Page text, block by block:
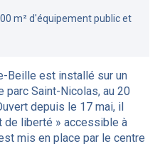
m² d'équipement public et
Beille est installé sur un
parc Saint-Nicolas, au 20
depuis le 17 mai, il
de liberté » accessible à
mis en place par le centre